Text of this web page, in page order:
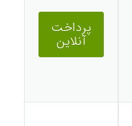
پرداخت
آنلاین